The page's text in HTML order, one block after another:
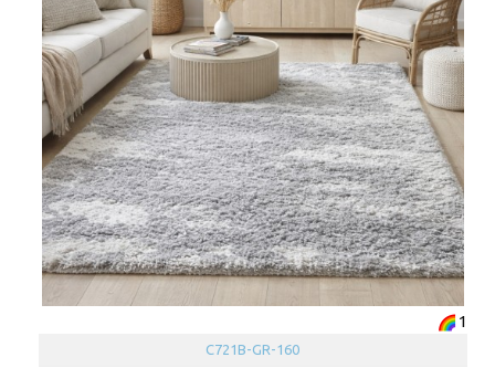
1
C721B-GR-160